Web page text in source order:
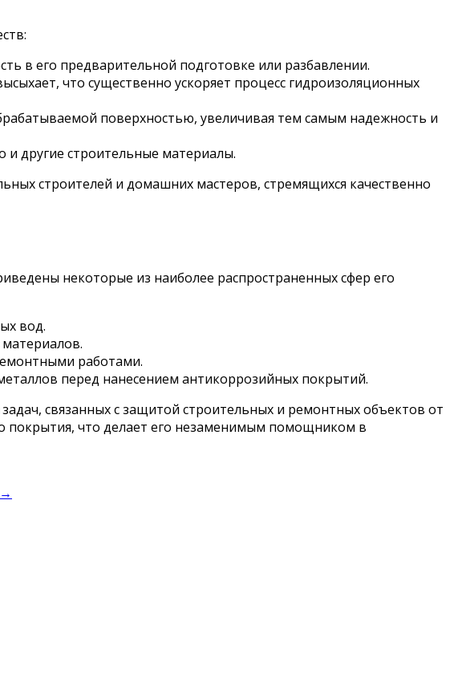
в его предварительной подготовке или разбавлении.
что существенно ускоряет процесс гидроизоляционных
поверхностью, увеличивая тем самым надежность и
и другие строительные материалы.
строителей и домашних мастеров, стремящихся качественно
некоторые из наиболее распространенных сфер его
вод.
работами.
перед нанесением антикоррозийных покрытий.
связанных с защитой строительных и ремонтных объектов от
покрытия, что делает его незаменимым помощником в
→